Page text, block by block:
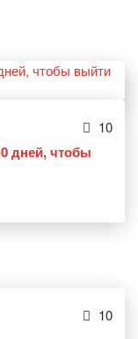
10
дней, чтобы
10